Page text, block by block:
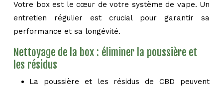
Votre box est le cœur de votre système de vape. Un
entretien régulier est crucial pour garantir sa
performance et sa longévité.
Nettoyage de la box : éliminer la poussière et
les résidus
La poussière et les résidus de CBD peuvent